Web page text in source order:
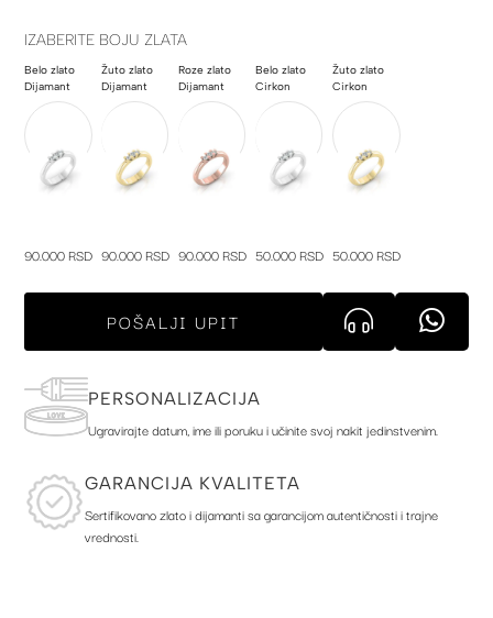
gallery
IZABERITE BOJU ZLATA
Belo zlato
Dijamant
90.000 RSD
Žuto zlato
Dijamant
90.000 RSD
Roze zlato
Dijamant
90.000 RSD
Belo zlato
Cirkon
50.000 RSD
Žuto zlato
Cirkon
50.000 RSD
POŠALJI UPIT
PERSONALIZACIJA
Ugravirajte datum, ime ili poruku i učinite svoj nakit jedinstvenim.
GARANCIJA KVALITETA
Sertifikovano zlato i dijamanti sa garancijom autentičnosti i trajne
vrednosti.